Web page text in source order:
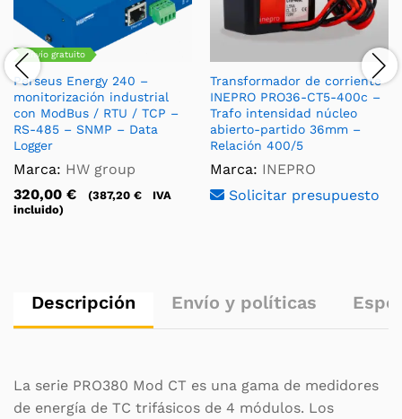
Envío gratuito
Perseus Energy 240 –
monitorización industrial
con ModBus / RTU / TCP –
RS-485 – SNMP – Data
Logger
Marca: HW group
320,00 € (387,20 €
IVA
incluido)
Transformador de corriente
INEPRO PRO36-CT5-400c –
Trafo intensidad núcleo
abierto-partido 36mm –
Relación 400/5
Marca: INEPRO
Solicitar presupuesto
Descripción Envío y políticas
La serie PRO380 Mod CT es una gama de medidores
de energía de TC trifásicos de 4 módulos. Los